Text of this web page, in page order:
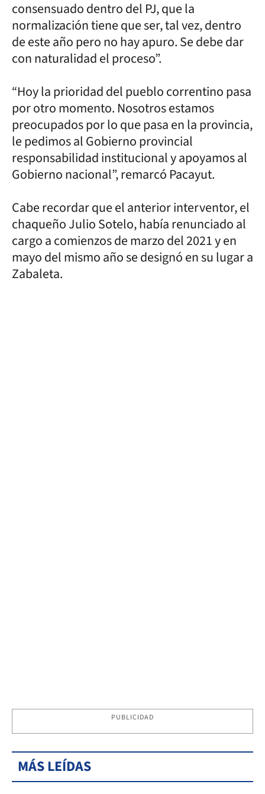
consensuado dentro del PJ, que la
normalización tiene que ser, tal vez, dentro
de este año pero no hay apuro. Se debe dar
con naturalidad el proceso”.
“Hoy la prioridad del pueblo correntino pasa
por otro momento. Nosotros estamos
preocupados por lo que pasa en la provincia,
le pedimos al Gobierno provincial
responsabilidad institucional y apoyamos al
Gobierno nacional”, remarcó Pacayut.
Cabe recordar que el anterior interventor, el
chaqueño Julio Sotelo, había renunciado al
cargo a comienzos de marzo del 2021 y en
mayo del mismo año se designó en su lugar a
Zabaleta.
PUBLICIDAD
MÁS LEÍDAS